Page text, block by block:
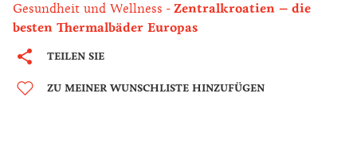
Gesundheit und Wellness
Zentralkroatien – die
besten Thermalbäder Europas
TEILEN SIE
ZU MEINER WUNSCHLISTE HINZUFÜGEN